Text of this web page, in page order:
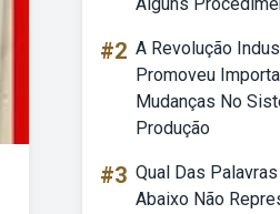
#2 A Revolução
Promoveu
Mudanças No
Produção
#3 Qual Das
Abaixo Não